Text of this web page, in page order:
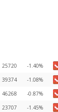
25720
-1.40%
39374
-1.08%
46268
-0.87%
23707 -1.45%